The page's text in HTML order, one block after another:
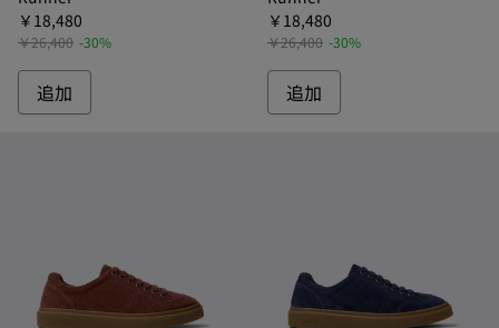
￥18,480
￥26,400 -30%
追加
￥18,480
￥26,400 -30%
追加